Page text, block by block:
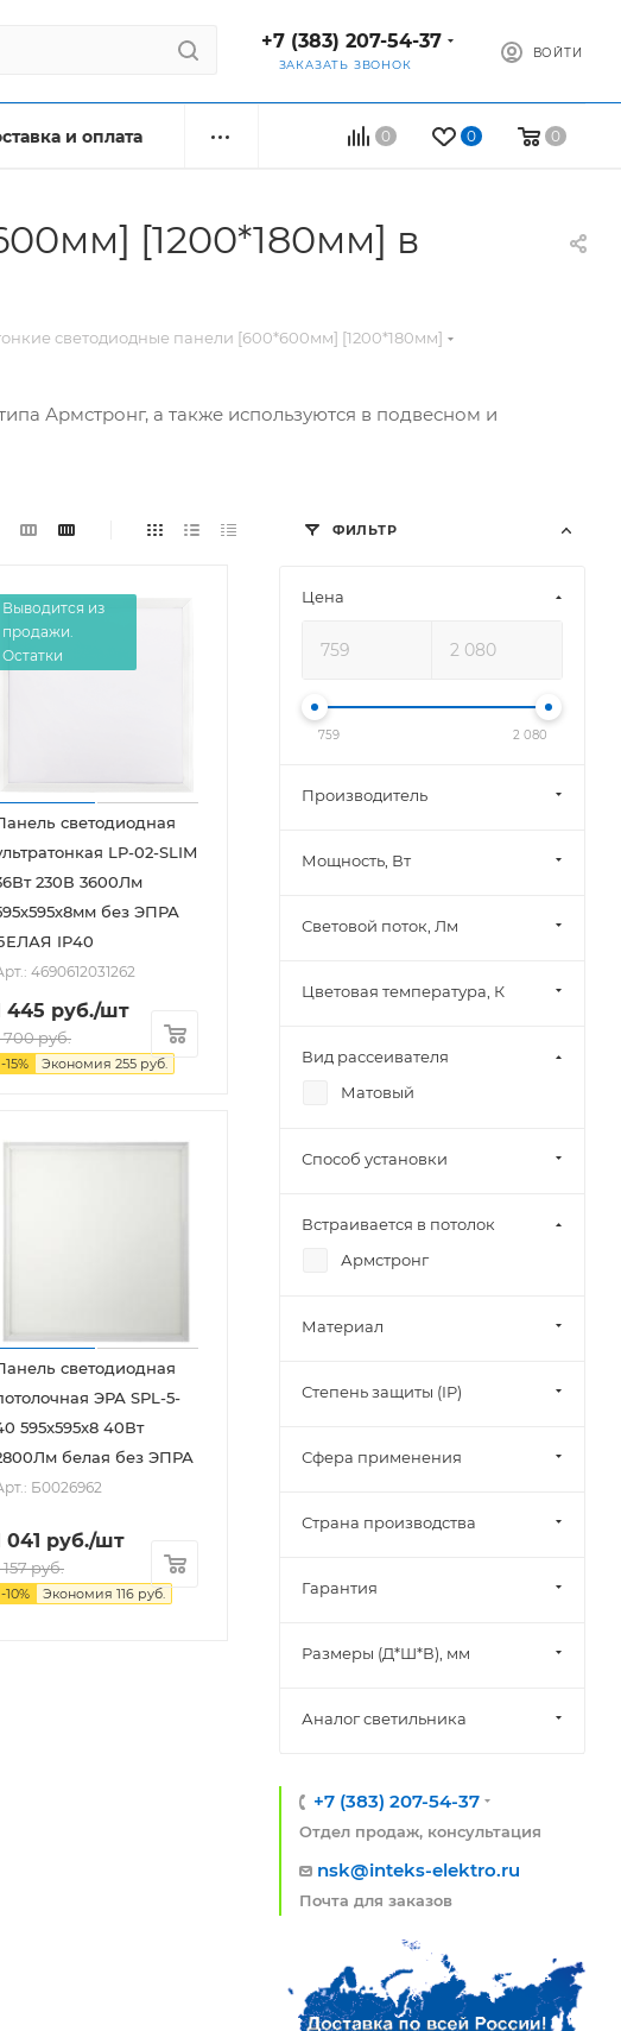
+7 (383) 207-54-37
ЗАКАЗАТЬ ЗВОНОК
ВОЙТИ
0 0 0
и оплата
[1200*180мм] в
светодиодные панели [600*600мм] [1200*180мм]
Армстронг, а также используются в подвесном и
Выводится из
продажи.
Остатки
светодиодная
LP-02-SLIM
230В 3600Лм
без ЭПРА
IP40
4690612031262
445 руб./шт
700руб.
-15% Экономия 255 руб.
светодиодная
ЭРА SPL-5-
595x595x8 40Вт
белая без ЭПРА
Б0026962
041 руб./шт
157руб.
-10% Экономия 116 руб.
ФИЛЬТР
Цена
759 2 080
Производитель
Мощность, Вт
Световой поток, Лм
Цветовая температура, К
Вид рассеивателя
Матовый
Способ установки
Встраивается в потолок
Армстронг
Материал
Степень защиты (IP)
Сфера применения
Страна производства
Гарантия
Размеры (Д*Ш*В), мм
Аналог светильника
+7 (383) 207-54-37
Отдел продаж, консультация
nsk@inteks-elektro.ru
Почта для заказов